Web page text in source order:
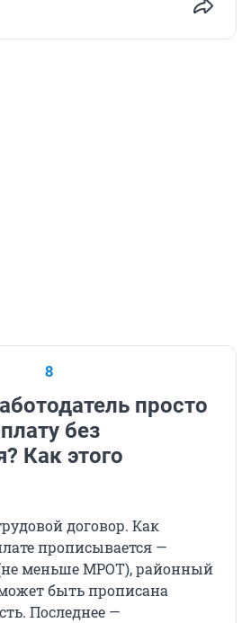
8
просто
без
Как этого
договор. Как
прописывается —
меньше МРОТ), районный
быть прописана
Последнее —